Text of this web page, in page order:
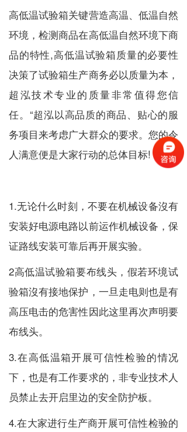
高低温试验箱关键营造高温、低温自然
环境，检测商品在高低温自然环境下商
品的特性,高低温试验箱质量的必要性
决策了试验箱生产商务必以质量为本，
超泓技术专业的质量非常值得您信
任。“超泓以高品质的商品、贴心的服
务项目来考虑广大群众的要求。您的令
人满意便是大家行动的总体目标!
1.无论什么时刻，不要在机械设备沒有
安装好电源电路以前运作机械设备，保
证路线安装可靠后再开展实验。
2高低温试验箱要布线头，假若环境试
验箱沒有接地保护，一旦走电则也是有
高压电击的危害性因此这里再次声明要
布线头。
3.在高低温箱开展可信性检验的情况
下，也是有工作要求的，非专业技术人
员禁止去开启里边的安全防护板。
4.在大家进行生产商开展可信性检验的